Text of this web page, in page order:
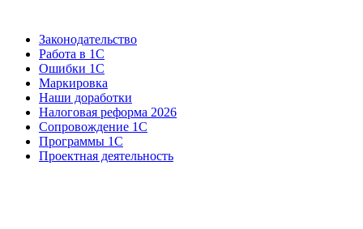
Законодательство
Работа в 1С
Ошибки 1С
Маркировка
Наши доработки
Налоговая реформа 2026
Сопровождение 1С
Программы 1С
Проектная деятельность